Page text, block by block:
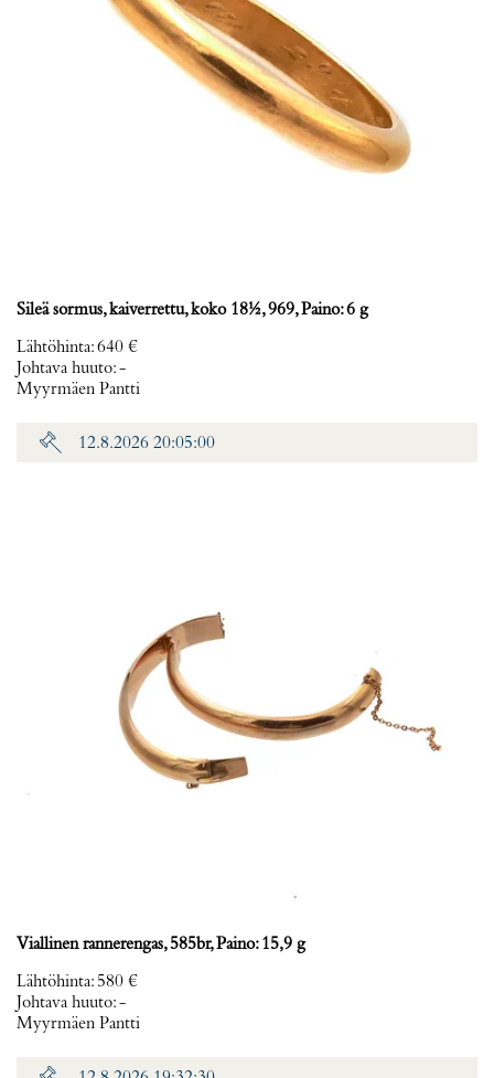
Sileä sormus, kaiverrettu, koko 18½, 969, Paino: 6 g
Lähtöhinta:640 €
Johtava huuto:-
Myyrmäen Pantti
12.8.2026 20:05:00
Viallinen rannerengas, 585br, Paino: 15,9 g
Lähtöhinta: 580 €
Johtava huuto:-
Myyrmäen Pantti